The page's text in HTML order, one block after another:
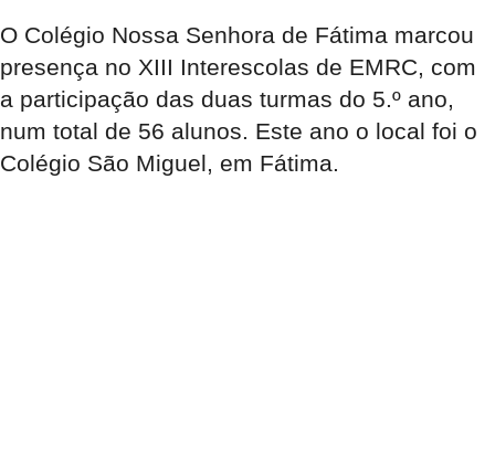
O Colégio Nossa Senhora de Fátima marcou
presença no XIII Interescolas de EMRC, com
a participação das duas turmas do 5.º ano,
num total de 56 alunos. Este ano o local foi o
Colégio São Miguel, em Fátima.